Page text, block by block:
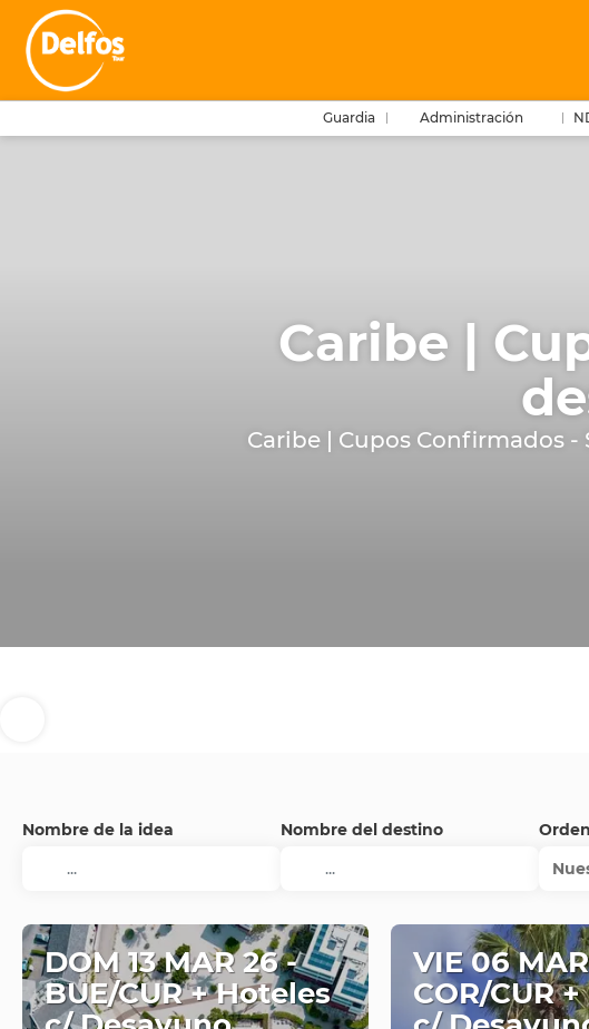
Guardia Administración
Caribe |
Caribe | Cupos Confirmados -
Nombre de la idea Nombre del destino
DOM 13 MAR 26 -
BUE/CUR + Hoteles
VIE 06
COR/CUR